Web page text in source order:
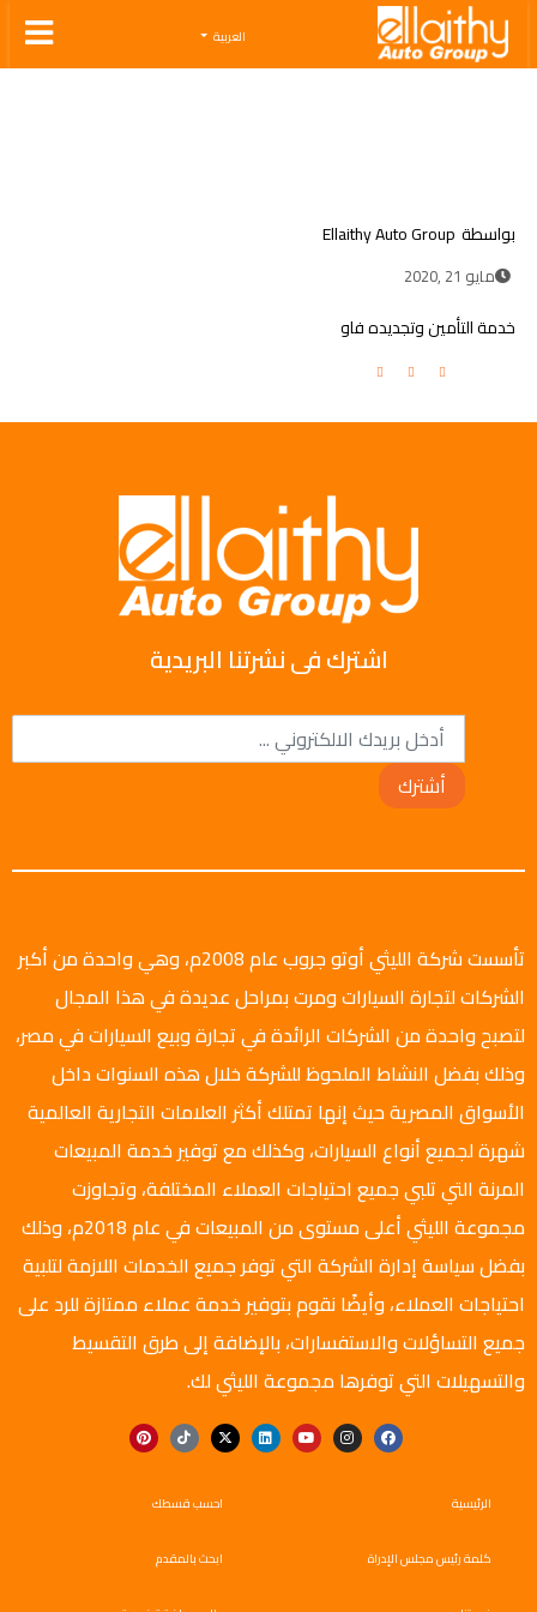
Ellaithy Auto Group
العربية
بواسطة Ellaithy Auto Group
مايو 21 ,2020
خدمة التأمين وتجديده فاو
اشترك فى نشرتنا البريدية
أشترك
تأسست شركة الليثي أوتو جروب عام 2008م، وهي واحدة من أكبر
الشركات لتجارة السيارات ومرت بمراحل عديدة في هذا المجال
لتصبح واحدة من الشركات الرائدة في تجارة وبيع السيارات في مصر،
وذلك بفضل النشاط الملحوظ للشركة خلال هذه السنوات داخل
الأسواق المصرية حيث إنها تمتلك أكثر العلامات التجارية العالمية
شهرة لجميع أنواع السيارات، وكذلك مع توفير خدمة المبيعات
المرنة التي تلبي جميع احتياجات العملاء المختلفة، وتجاوزت
مجموعة الليثي أعلى مستوى من المبيعات في عام 2018م، وذلك
بفضل سياسة إدارة الشركة التي توفر جميع الخدمات اللازمة لتلبية
احتياجات العملاء، وأيضًا نقوم بتوفير خدمة عملاء ممتازة للرد على
جميع التساؤلات والاستفسارات، بالإضافة إلى طرق التقسيط
والتسهيلات التي توفرها مجموعة الليثي لك.
الرئيسية
كلمة رئيس مجلس الإدراة
احسب قسطك
ابحث بالمقدم